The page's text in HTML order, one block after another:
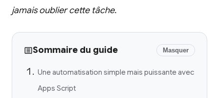
jamais oublier cette tâche.
Sommaire du guide Masquer
Une automatisation simple mais puissante avec
Apps Script